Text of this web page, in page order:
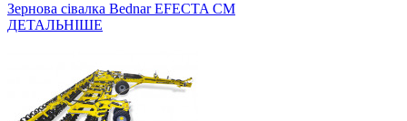
Зернова сівалка Bednar EFECTA CM
ДЕТАЛЬНІШЕ